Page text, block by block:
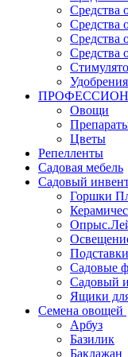
Средства
Средства
Средства
Средства
Удобрения
Овощи
Цветы
Репелленты
Садовая мебель
Садовый
Горшки
Садовые
Садовый
Ящики
Семена овощей
Арбуз
Базилик
Баклажан